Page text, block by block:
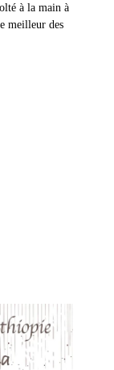
à la main à
meilleur des